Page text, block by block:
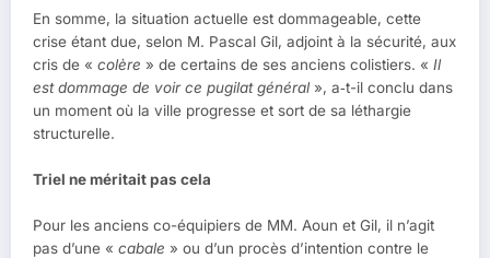
En somme, la situation actuelle est dommageable, cette
crise étant due, selon M. Pascal Gil, adjoint à la sécurité, aux
cris de « colère » de certains de ses anciens colistiers. « Il
est dommage de voir ce pugilat général», a‑t-il conclu dans
un moment où la ville progresse et sort de sa léthargie
structurelle.
Triel ne méritait pas cela
Pour les anciens co-équipiers de MM. Aoun et Gil, il n’agit
pas d’une « cabale » ou d’un procès d’intention contre le